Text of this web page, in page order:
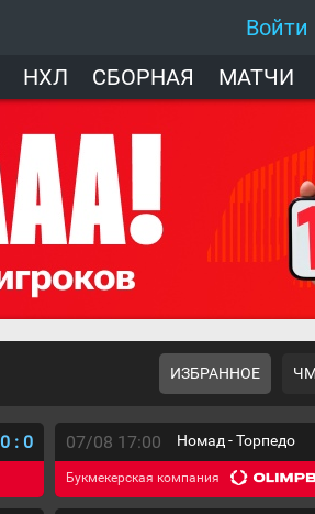
Войти
НХЛ СБОРНАЯ МАТЧИ
ИЗБРАННОЕ ЧМ
0 : 0 07/08 17:00 Номад - Торпедо
Букмекерская компания